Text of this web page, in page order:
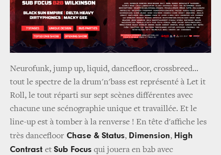
Neurofunk, jump up, liquid, dancefloor, crossbreed...
tout le spectre de la drum'n'bass est représenté à Let it
Roll, le tout réparti sur sept scènes différentes avec
chacune une scénographie unique et travaillée. Et le
line-up est à tomber à la renverse ! En tête d'affiche les
très dancefloor Chase & Status, Dimension, High
Contrast et Sub Focus qui jouera en b2b avec